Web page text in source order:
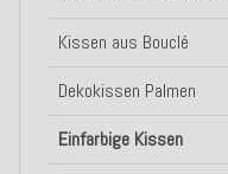
Kissen aus Bouclé
Dekokissen Palmen
Einfarbige Kissen